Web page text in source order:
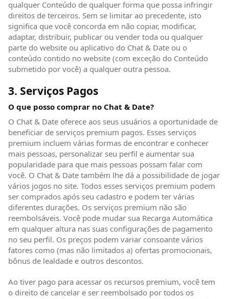
qualquer Conteúdo de qualquer forma que possa infringir
direitos de terceiros. Sem se limitar ao precedente, isto
significa que você concorda em não copiar, modificar,
adaptar, distribuir, publicar ou vender toda ou qualquer
parte do website ou aplicativo do Chat & Date ou o
conteúdo contido no website (com exceção do Conteúdo
submetido por você) a qualquer outra pessoa.
3. Serviços Pagos
O que posso comprar no Chat & Date?
O Chat & Date oferece aos seus usuários a oportunidade de
beneficiar de serviços premium pagos. Esses serviços
premium incluem várias formas de encontrar e conhecer
mais pessoas, personalizar seu perfil e aumentar sua
popularidade para que mais pessoas possam falar com
você. O Chat & Date também lhe dá a possibilidade de jogar
vários jogos no site. Todos esses serviços premium podem
ser comprados após seu cadastro e podem ter várias
diferentes durações. Os serviços premium não são
reembolsáveis. Você pode mudar sua Recarga Automática
em qualquer altura nas suas configurações de pagamento
no seu perfil. Os preços podem variar consoante vários
fatores como (mas não limitados a) ofertas promocionais,
bônus de lealdade e outros descontos.
Ao tiver pago para acessar os recursos premium, você tem
o direito de cancelar e ser reembolsado por todos os